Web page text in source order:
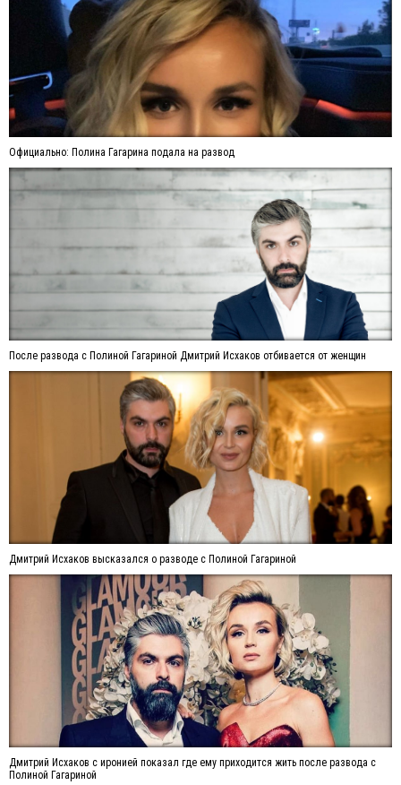
Официально: Полина Гагарина подала на развод
После развода с Полиной Гагариной Дмитрий Исхаков отбивается от женщин
Дмитрий Исхаков высказался о разводе с Полиной Гагариной
Дмитрий Исхаков с иронией показал где ему приходится жить после развода с
Полиной Гагариной